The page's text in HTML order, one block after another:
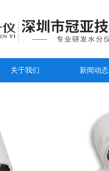
关于我们 新闻动态